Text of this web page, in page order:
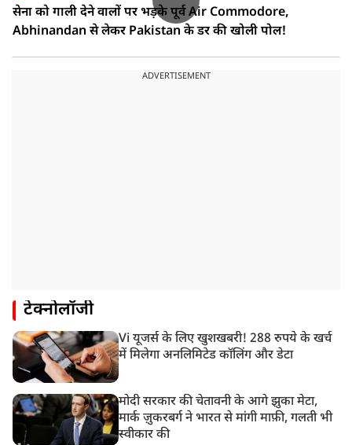
सेना को गाली देने वालों पर भड़के पूर्व Air Commodore,
Abhinandan से लेकर Pakistan के डर की खोली पोल!
ADVERTISEMENT
टेक्नोलॉजी
Vi यूजर्स के लिए खुशखबरी! 288 रुपये के खर्च
में मिलेगा अनलिमिटेड कॉलिंग और डेटा
मोदी सरकार की चेतावनी के आगे झुका मेटा,
मार्क ज़ुकरबर्ग ने भारत से मांगी माफ़ी, गलती भी
स्वीकार की